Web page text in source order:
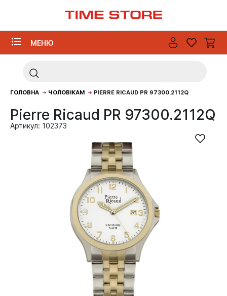
МЕНЮ
ГОЛОВНА ЧОЛОВІКАМ PIERRE RICAUD PR 97300.2112Q
Pierre Ricaud PR 97300.2112Q
Артикул: 102373